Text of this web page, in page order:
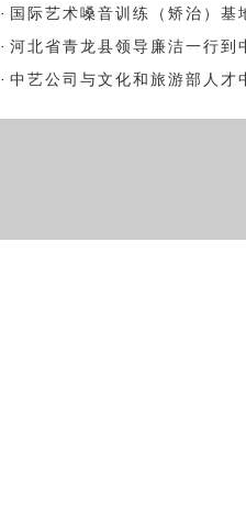
· 国际艺术嗓音训练（矫治）
· 河北省青龙县领导廉洁一行到
· 中艺公司与文化和旅游部人才